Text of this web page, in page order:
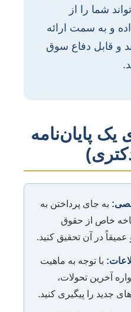
شما را از
و به سمت ارائه
و قابل دفاع سوق
یک پایان‌نامه
به جای پرداختن به
خاص از حقوق
عمیقاً در آن تحقیق کنید.
با توجه به ماهیت
آخرین تحولات،
جدید را پیگیری کنید.